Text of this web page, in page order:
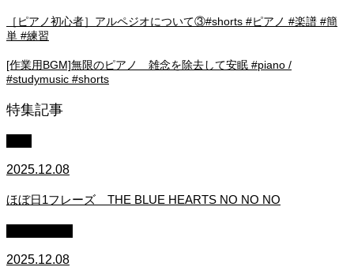
［ピアノ初心者］アルペジオについて③#shorts #ピアノ #楽譜 #簡
単 #練習
[作業用BGM]無限のピアノ 雑念を除去して安眠 #piano /
#studymusic #shorts
特集記事
2025.12.08
ほぼ日1フレーズ THE BLUE HEARTS NO NO NO
2025.12.08